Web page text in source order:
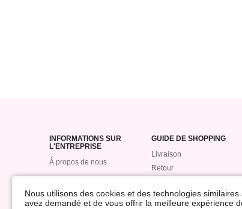
INFORMATIONS SUR
L'ENTREPRISE
À propos de nous
GUIDE DE SHOPPING
Livraison
Retour
Suivre mon colis
Nous utilisons des cookies et des technologies
avez demandé et de vous offrir la meilleure expérience